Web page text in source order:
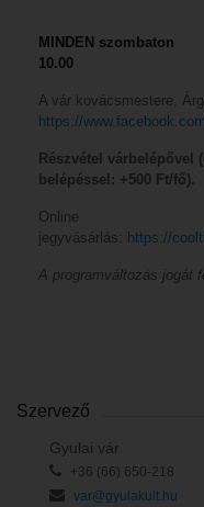
MINDEN szombaton
10.00
A vár kovácsmestere,
https://
Részvétel várbelépővel
belépéssel: +500 Ft/fő).
Online
jegyvásárlás: https://
A programváltozás jogát
Szervező
Gyulai vár
+36 (66) 650-218
var@gyulakult.hu